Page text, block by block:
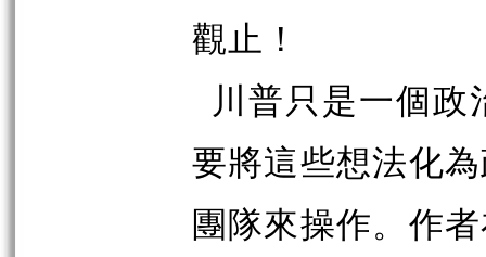
觀止！
川普只是一個
要將這些想法化
團隊來操作。作